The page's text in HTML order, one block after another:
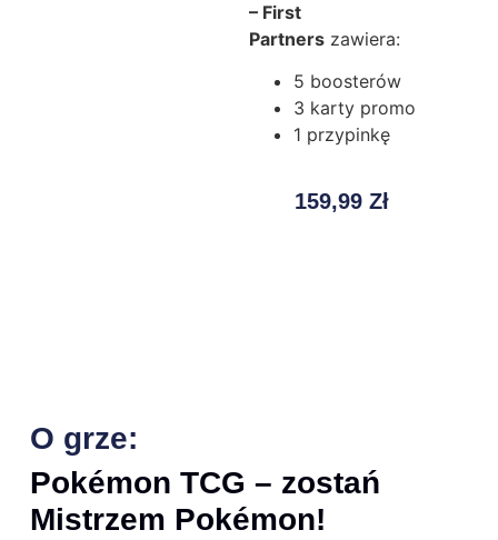
– First
Partners zawiera:
5 boosterów
3 karty promo
1 przypinkę
159,99Zł
O grze:
Pokémon TCG – zostań
Mistrzem Pokémon!